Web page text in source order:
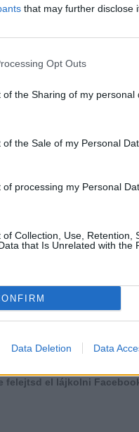
that may further disclose
Opt Outs
the Sharing of my personal
the Sale of my Personal
processing my Personal
Collection, Use, Retention,
that Is Unrelated with the
Data Deletion Data
...6
felejtsd el lájkolni